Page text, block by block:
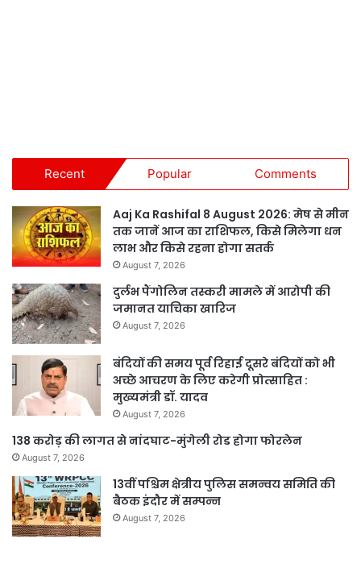
Recent Popular Comments
Aaj Ka Rashifal 8 August 2026: मेष से मीन
तक जानें आज का राशिफल, किसे मिलेगा धन
लाभ और किसे रहना होगा सतर्क
August 7, 2026
दुर्लभ पैंगोलिन तस्करी मामले में आरोपी की
जमानत याचिका खारिज
August 7, 2026
बंदियों की समय पूर्व रिहाई दूसरे बंदियों को भी
अच्छे आचरण के लिए करेगी प्रोत्साहित :
मुख्यमंत्री डॉ. यादव
August 7, 2026
138 करोड़ की लागत से नांदघाट-मुंगेली रोड होगा फोरलेन
August 7, 2026
13वीं पश्चिम क्षेत्रीय पुलिस समन्वय समिति की
बैठक इंदौर में सम्पन्न
August 7, 2026